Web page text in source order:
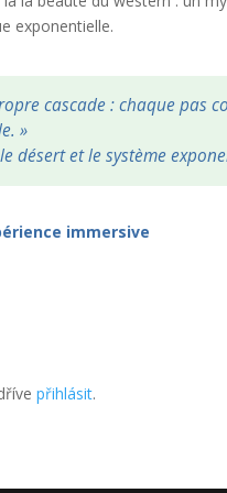
exponentielle.
cascade : chaque pas
»
désert et le système
immersive
přihlásit.